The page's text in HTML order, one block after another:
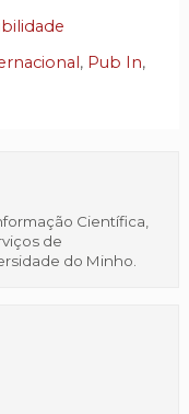
, Pub In,
Científica,
de
do Minho.